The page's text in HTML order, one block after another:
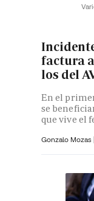
factura
los del
En el
se
que vive el
Gonzalo Mozas |